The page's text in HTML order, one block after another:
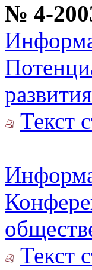
№ 4-
Текст
Текст